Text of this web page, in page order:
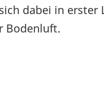
dabei in erster
Bodenluft.